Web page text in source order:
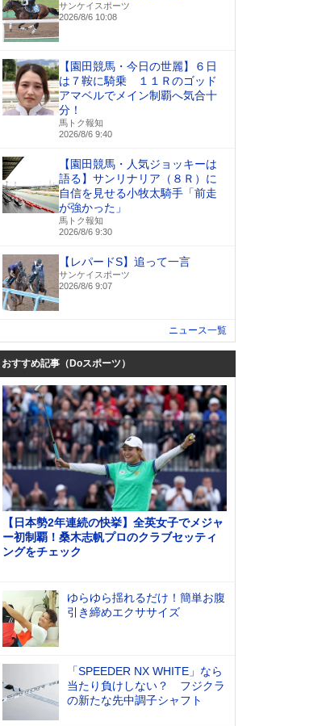
サンケイスポーツ
2026/8/6 10:08
【園田競馬・今日の世麗】６日
は７鞍に騎乗 １１Ｒのゴッド
アマベルでメイン制覇へ気合十
分！
馬トク報知
2026/8/6 9:40
【園田競馬・人気ジョッキーは
語る】サンリナリア（８Ｒ）に
自信を見せる小牧太騎手「前走
が強かった」
馬トク報知
2026/8/6 9:30
【レパードS】追って一言
サンケイスポーツ
2026/8/6 9:07
ニュース一覧
おすすめ記事（Doスポーツ）
【日本勢2年連続の快挙】全英女子でメジャ
ー初制覇！桑木志帆プロのクラブセッティ
ングをチェック
ゆらゆら揺れるだけ！簡単お腹
引き締めエクササイズ
「SPEEDER NX WHITE」なら
当たり負けしない？ フジクラ
の新たな先中調子シャフト